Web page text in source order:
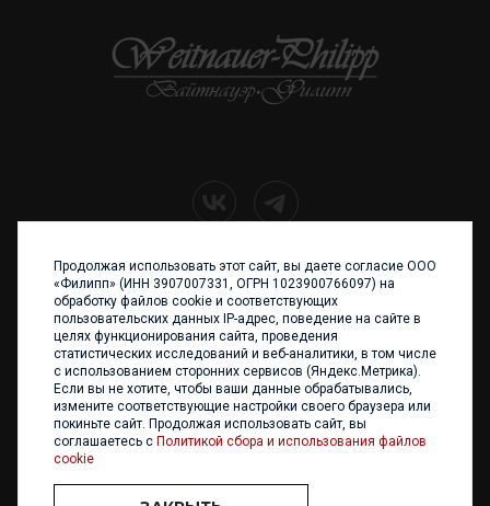
+7 (4012) 960 898
236017 Калининград,
ул. Каштановая аллея, 47
Телефон: +7 4012 960 898,
+7 4012 960 856
Написать нам
Продолжая использовать этот сайт, вы даете согласие ООО
«Филипп» (ИНН 3907007331, ОГРН 1023900766097) на
обработку файлов cookie и соответствующих
пользовательских данных IP-адрес, поведение на сайте в
целях функционирования сайта, проведения
статистических исследований и веб-аналитики, в том числе
с использованием сторонних сервисов (Яндекс.Метрика).
Если вы не хотите, чтобы ваши данные обрабатывались,
измените соответствующие настройки своего браузера или
покиньте сайт. Продолжая использовать сайт, вы
соглашаетесь с Политикой сбора и использования файлов
cookie